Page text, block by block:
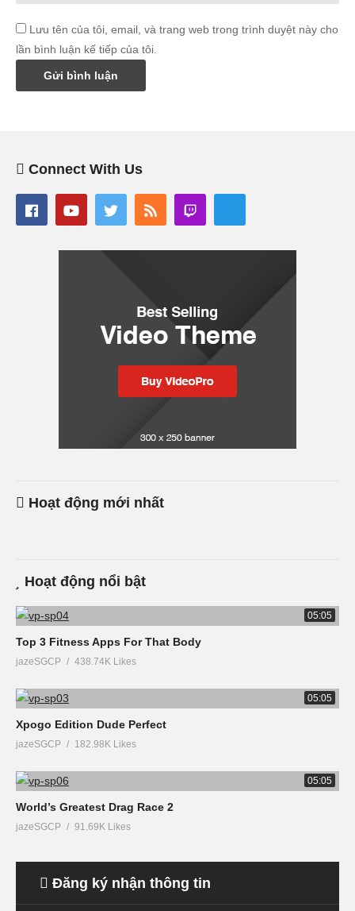
Lưu tên của tôi, email, và trang web trong trình duyệt này cho
lần bình luận kế tiếp của tôi.
Connect With Us
Hoạt động mới nhất
Hoạt động nổi bật
05:05
Top 3 Fitness Apps For That Body
jazeSGCP 438.74K Likes
05:05
Xpogo Edition Dude Perfect
jazeSGCP 182.98K Likes
05:05
World’s Greatest Drag Race 2
jazeSGCP 91.69K Likes
Đăng ký nhận thông tin